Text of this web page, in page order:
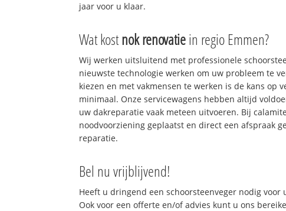
jaar voor u klaar.
Wat kostnok renovatiein regio Emmen?
Wij werken uitsluitend met professionele
nieuwste technologie werken om uw probleem te
kiezen en met vakmensen te werken is de kans op
minimaal. Onze servicewagens hebben altijd
uw dakreparatie vaak meteen uitvoeren. Bij
noodvoorziening geplaatst en direct een afspraak
reparatie.
Bel nu vrijblijvend!
Heeft u dringend een schoorsteenveger nodig voor
Ook voor een offerte en/of advies kunt u ons